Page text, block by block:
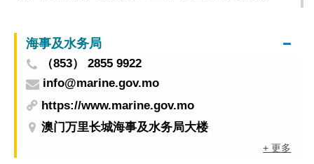
海事及水务局
（853） 2855 9922
info@marine.gov.mo
https://www.marine.gov.mo
澳门万里长城海事及水务局大楼
+ 更多